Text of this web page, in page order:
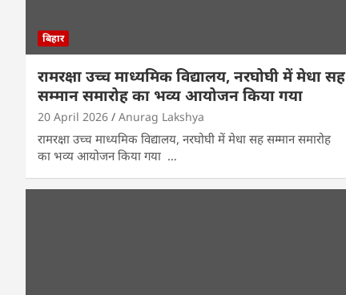
बिहार
रामरक्षा उच्च माध्यमिक विद्यालय, नरघोघी में मेधा सह
सम्मान समारोह का भव्य आयोजन किया गया
20 April 2026 Anurag Lakshya
रामरक्षा उच्च माध्यमिक विद्यालय, नरघोघी में मेधा सह सम्मान समारोह
का भव्य आयोजन किया गया …